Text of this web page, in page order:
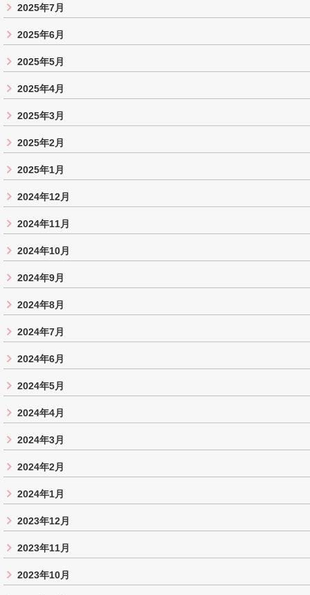
2025年7月
2025年6月
2025年5月
2025年4月
2025年3月
2025年2月
2025年1月
2024年12月
2024年11月
2024年10月
2024年9月
2024年8月
2024年7月
2024年6月
2024年5月
2024年4月
2024年3月
2024年2月
2024年1月
2023年12月
2023年11月
2023年10月